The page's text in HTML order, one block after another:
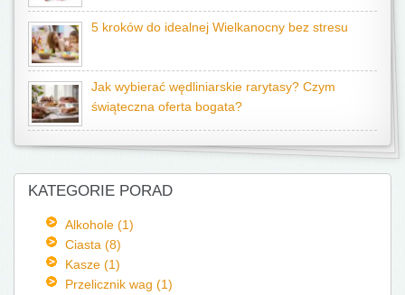
5 kroków do idealnej Wielkanocny bez stresu
Jak wybierać wędliniarskie rarytasy? Czym
świąteczna oferta bogata?
KATEGORIE PORAD
Alkohole (1)
Ciasta (8)
Kasze (1)
Przelicznik wag (1)